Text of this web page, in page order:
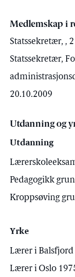
Medlemskap i
Statssekretær, ,
Statssekretær,
20.10.2009
Utdanning og
Utdanning
Pedagogikk
Kroppsøving
Yrke
Lærer i Balsfjord
Lærer i Oslo